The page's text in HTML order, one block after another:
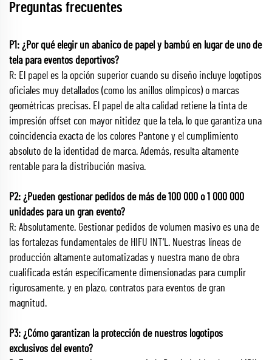
Preguntas frecuentes
P1: ¿Por qué elegir un abanico de papel y bambú en lugar de uno de
tela para eventos deportivos?
R: El papel es la opción superior cuando su diseño incluye logotipos
oficiales muy detallados (como los anillos olímpicos) o marcas
geométricas precisas. El papel de alta calidad retiene la tinta de
impresión offset con mayor nitidez que la tela, lo que garantiza una
coincidencia exacta de los colores Pantone y el cumplimiento
absoluto de la identidad de marca. Además, resulta altamente
rentable para la distribución masiva.
P2: ¿Pueden gestionar pedidos de más de 100 000 o 1 000 000
unidades para un gran evento?
R: Absolutamente. Gestionar pedidos de volumen masivo es una de
las fortalezas fundamentales de HIFU INT'L. Nuestras líneas de
producción altamente automatizadas y nuestra mano de obra
cualificada están específicamente dimensionadas para cumplir
rigurosamente, y en plazo, contratos para eventos de gran
magnitud.
P3: ¿Cómo garantizan la protección de nuestros logotipos
exclusivos del evento?